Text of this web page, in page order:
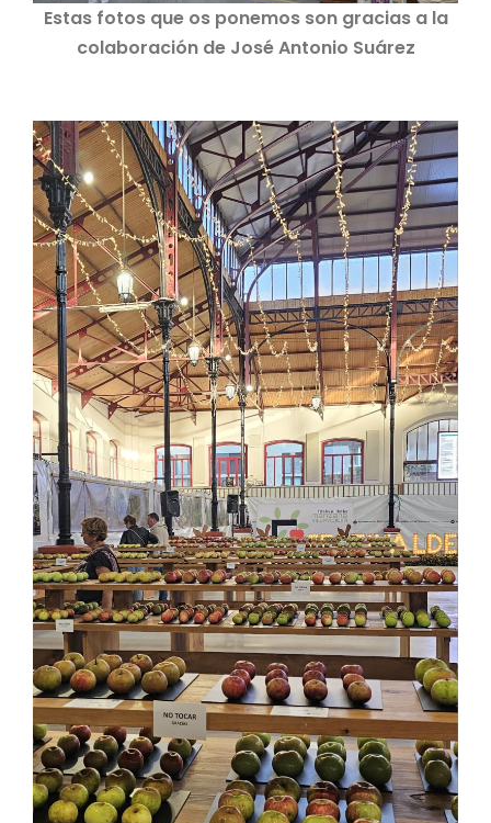
Estas fotos que os ponemos son gracias a la
colaboración de José Antonio Suárez